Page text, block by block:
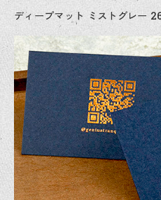
ディープマット ミストグレー